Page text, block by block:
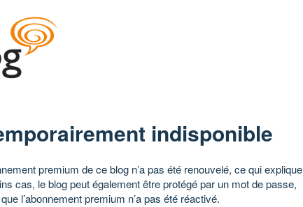
indisponible
premium de ce blog n’a pas été renouvelé, ce qui explique
cas, le blog peut également être protégé par un mot de passe,
l’abonnement premium n’a pas été réactivé.